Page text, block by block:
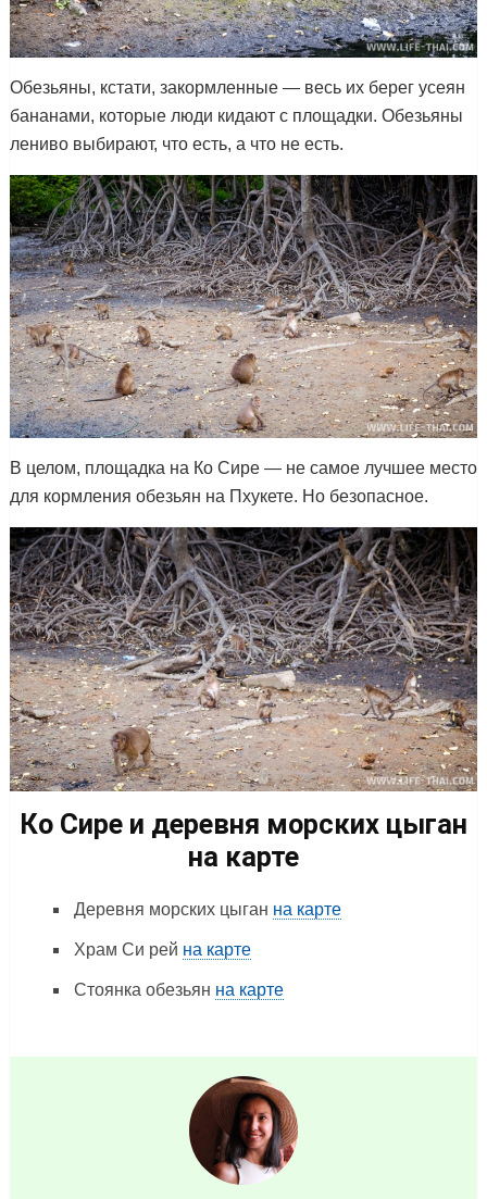
Обезьяны, кстати, закормленные — весь их берег усеян
бананами, которые люди кидают с площадки. Обезьяны
лениво выбирают, что есть, а что не есть.
В целом, площадка на Ко Сире — не самое лучшее место
для кормления обезьян на Пхукете. Но безопасное.
Ко Сире и деревня морских цыган
на карте
Деревня морских цыган на карте
Храм Си рей на карте
Стоянка обезьян на карте